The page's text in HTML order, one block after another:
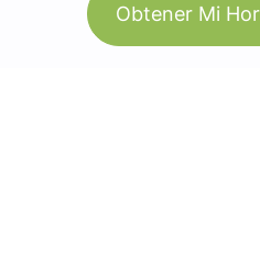
Obtener Mi